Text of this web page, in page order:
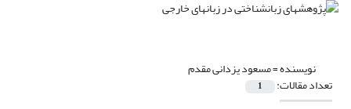
نویسنده =مسعود یزدانی مقدم
تعداد مقالات: 1